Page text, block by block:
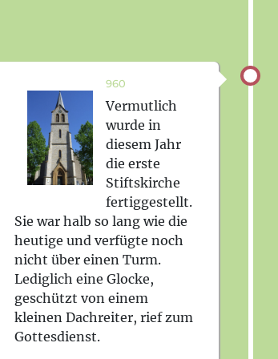
960
Vermutlich
wurde in
diesem Jahr
die erste
Stiftskirche
fertiggestellt.
Sie war halb so lang wie die
heutige und verfügte noch
nicht über einen Turm.
Lediglich eine Glocke,
geschützt von einem
kleinen Dachreiter, rief zum
Gottesdienst.